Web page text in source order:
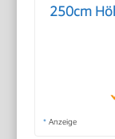
250cm
* Anzeige